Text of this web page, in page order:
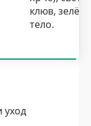
клюв,
тело.